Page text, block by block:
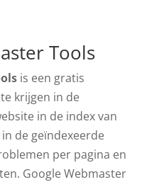
Tools
is een gratis
krijgen in de
in de index van
de geïndexeerde
per pagina en
Google Webmaster